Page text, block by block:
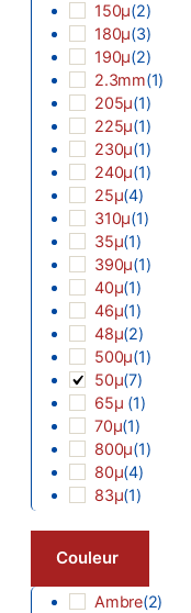
150µ(2)
180µ(3)
190µ(2)
2.3mm(1)
205µ(1)
225µ(1)
230µ(1)
240µ(1)
25µ(4)
310µ(1)
35µ(1)
390µ(1)
40µ(1)
46µ(1)
48µ(2)
500µ(1)
50µ(7)
65µ (1)
70µ(1)
800µ(1)
80µ(4)
83µ(1)
Couleur
Ambre(2)